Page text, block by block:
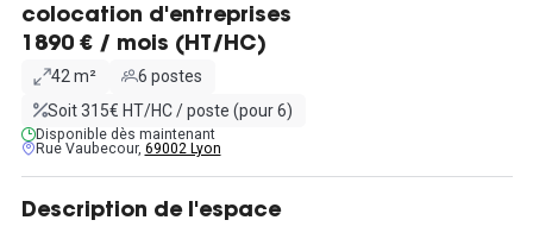
colocation d'entreprises
1890 € / mois (HT/HC)
42 m²
6 postes
Soit 315€ HT/HC / poste (pour 6)
Disponible dès maintenant
Rue Vaubecour, 69002 Lyon
Description de l'espace